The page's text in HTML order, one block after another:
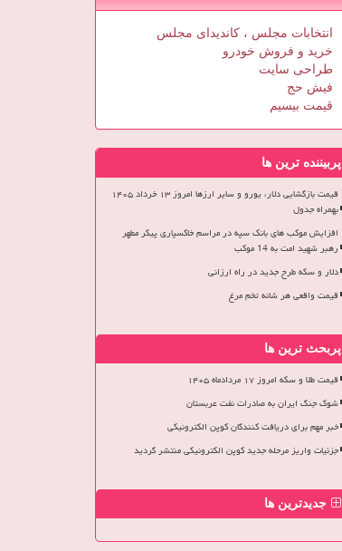
انتخابات مجلس ، کاندیدای مجلس
خرید و فروش خودرو
طراحی سایت
فیش حج
قیمت بیسیم
پربیننده ترین ها
قیمت بازگشایی دلار، یورو و سایر ارزها امروز ۱۳ خرداد ۱۴۰۵
بهمراه جدول
افزایش موکب های بانک سپه در مراسم خاکسپاری پیکر مطهر
رهبر شهید امت به 14 موکب
دلار و سکه طرح جدید در راه ارزانی
قیمت واقعی هر شانه تخم مرغ
پربحث ترین ها
قیمت طلا و سکه امروز ۱۷ مردادماه ۱۴۰۵
شوک جنگ ایران به صادرات نفت عربستان
خبر مهم برای دریافت کنندگان کوپن الکترونیکی
جزئیات واریز مرحله جدید کوپن الکترونیکی منتشر گردید
جدیدترین ها